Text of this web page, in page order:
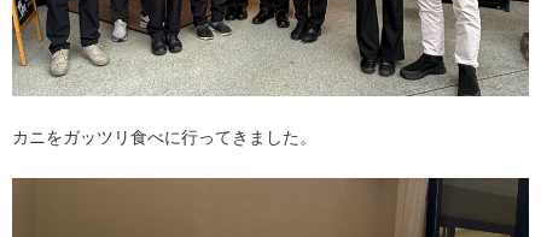
カニをガッツリ食べに行ってきました。